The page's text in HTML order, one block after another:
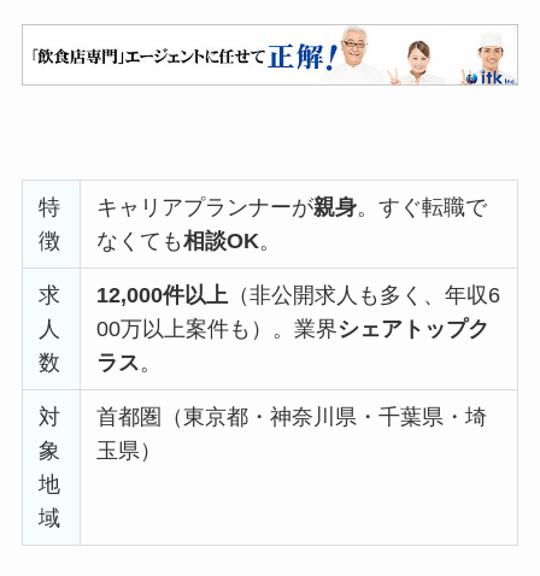
特
徴
キャリアプランナーが親身。すぐ転職で
なくても相談OK。
求
人
数
12,000件以上 （非公開求人も多く、年収6
00万以上案件も）。業界シェアトップク
ラス。
対
象
地
域
首都圏（東京都・神奈川県・千葉県・埼
玉県）